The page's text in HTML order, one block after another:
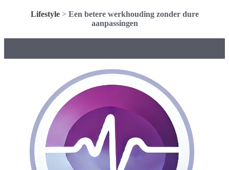
Lifestyle> Een betere werkhouding zonder dure
aanpassingen